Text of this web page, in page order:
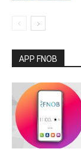
APP FNOB